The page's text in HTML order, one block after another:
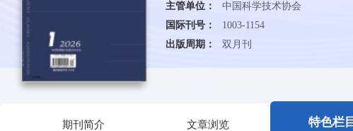
主管单位： 中国科学技术协会
国际刊号：
1003-1154
出版周期：
双月刊
期刊简介 文章浏览 特色栏目